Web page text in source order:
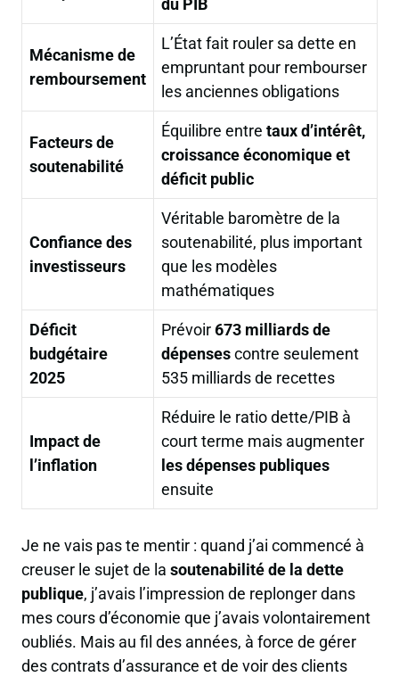
du PIB
Mécanisme de
remboursement
L’État fait rouler sa dette en
empruntant pour rembourser
les anciennes obligations
Facteurs de
soutenabilité
Équilibre entre taux d’intérêt,
croissance économique et
déficit public
Confiance des
investisseurs
Véritable baromètre de la
soutenabilité, plus important
que les modèles
mathématiques
Déficit
budgétaire
2025
Prévoir673 milliards de
dépensescontre seulement
535 milliards de recettes
Impact de
l’inflation
Réduire le ratio dette/PIB à
court terme mais augmenter
les dépenses publiques
ensuite
Je ne vais pas te mentir : quand j’ai commencé à
creuser le sujet de la soutenabilité de la dette
publique, j’avais l’impression de replonger dans
mes cours d’économie que j’avais volontairement
oubliés. Mais au fil des années, à force de gérer
des contrats d’assurance et de voir des clients